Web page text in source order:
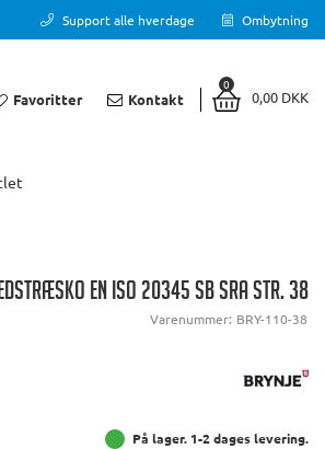
Support alle hverdage Ombytning
Favoritter Kontakt
0
0,00 DKK
EN ISO 20345 SB SRA STR. 38
Varenummer: BRY-110-38
På lager. 1-2 dages levering.